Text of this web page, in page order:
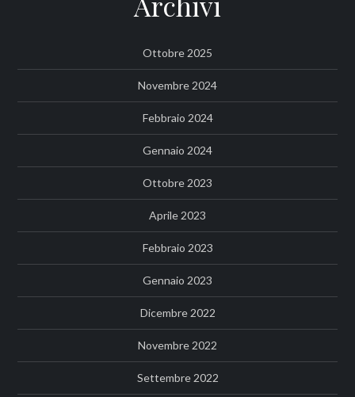
Ottobre 2025
Novembre 2024
Febbraio 2024
Gennaio 2024
Ottobre 2023
Aprile 2023
Febbraio 2023
Gennaio 2023
Dicembre 2022
Novembre 2022
Settembre 2022